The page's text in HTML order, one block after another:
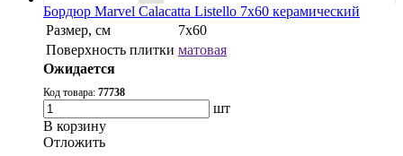
Бордюр Marvel Calacatta Listello 7x60 керамический
Размер, см
7x60
Поверхность плитки матовая
Ожидается
Код товара: 77738
шт
В корзину
Oтложить